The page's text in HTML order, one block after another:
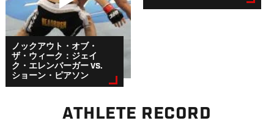
ノックアウト・オブ・
ザ・ウィーク：ジェイ
ク・エレンバーガー VS.
ショーン・ピアソン
ATHLETE RECORD